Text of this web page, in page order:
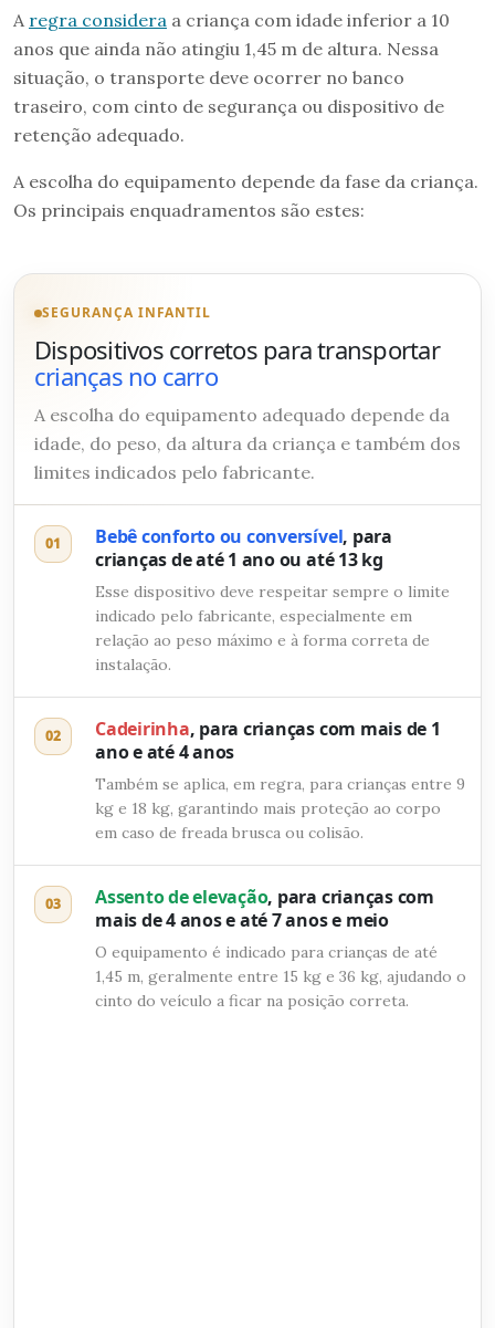
A regra considera a criança com idade inferior a 10
anos que ainda não atingiu 1,45 m de altura. Nessa
situação, o transporte deve ocorrer no banco
traseiro, com cinto de segurança ou dispositivo de
retenção adequado.
A escolha do equipamento depende da fase da criança.
Os principais enquadramentos são estes:
SEGURANÇA INFANTIL
Dispositivos corretos para transportar
crianças no carro
A escolha do equipamento adequado depende da
idade, do peso, da altura da criança e também dos
limites indicados pelo fabricante.
01 Bebê conforto ou conversível, para
crianças de até 1 ano ou até 13 kg
Esse dispositivo deve respeitar sempre o limite
indicado pelo fabricante, especialmente em
relação ao peso máximo e à forma correta de
instalação.
02 Cadeirinha, para crianças com mais de 1
ano e até 4 anos
Também se aplica, em regra, para crianças entre 9
kg e 18 kg, garantindo mais proteção ao corpo
em caso de freada brusca ou colisão.
03 Assento de elevação, para crianças com
mais de 4 anos e até 7 anos e meio
O equipamento é indicado para crianças de até
1,45 m, geralmente entre 15 kg e 36 kg, ajudando o
cinto do veículo a ficar na posição correta.